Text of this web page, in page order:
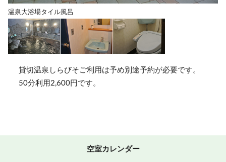
温泉大浴場タイル風呂
貸切温泉しらびそご利用は予め別途予約が必要です。
50分利用2,600円です。
空室カレンダー